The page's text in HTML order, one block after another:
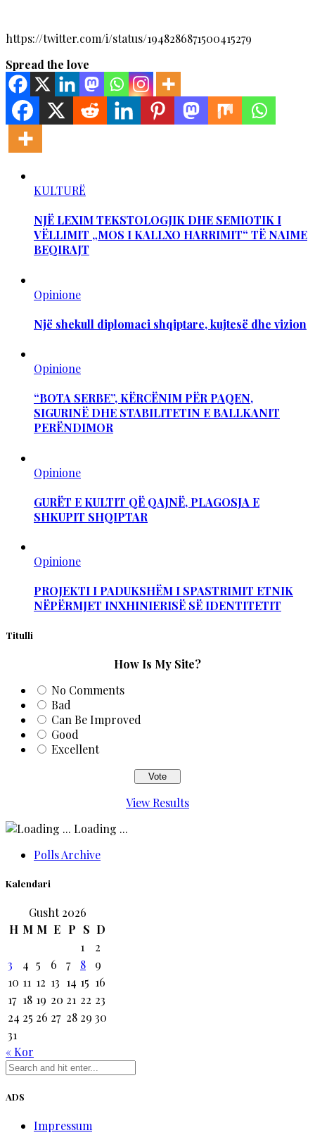
https://twitter.com/i/status/1948286871500415279
Spread the love
KULTURË
NJË LEXIM TEKSTOLOGJIK DHE SEMIOTIK I
VËLLIMIT „MOS I KALLXO HARRIMIT“ TË NAIME
BEQIRAJT
Opinione
Një shekull diplomaci shqiptare, kujtesë dhe vizion
Opinione
“BOTA SERBE”, KËRCËNIM PËR PAQEN,
SIGURINË DHE STABILITETIN E BALLKANIT
PERËNDIMOR
Opinione
GURËT E KULTIT QË QAJNË, PLAGOSJA E
SHKUPIT SHQIPTAR
Opinione
PROJEKTI I PADUKSHËM I SPASTRIMIT ETNIK
NËPËRMJET INXHINIERISË SË IDENTITETIT
Titulli
How Is My Site?
No Comments
Bad
Can Be Improved
Good
Excellent
View Results
Loading ...
Polls Archive
Kalendari
Gusht 2026
H M M E P S D
1
2
3
4 5 6 7 8
9
10 11 12 13 14 15 16
17 18 19 20 21 22 23
24 25 26 27 28 29 30
31
« Kor
ADS
Impressum